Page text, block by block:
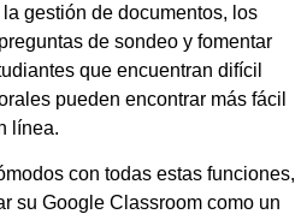
gestión de documentos, los
de sondeo y fomentar
que encuentran difícil
pueden encontrar más fácil
línea.
con todas estas funciones,
su Google Classroom como un